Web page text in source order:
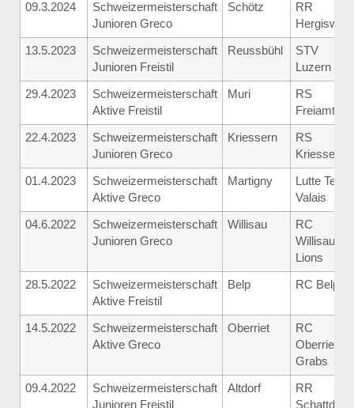
09.3.2024
Schweizermeisterschaft
Junioren Greco
Schötz
RR
Hergiswil
13.5.2023
Schweizermeisterschaft
Junioren Freistil
Reussbühl
STV
Luzern
29.4.2023
Schweizermeisterschaft
Aktive Freistil
Muri
RS
Freiamt
22.4.2023
Schweizermeisterschaft
Junioren Greco
Kriessern
RS
Kriessern
01.4.2023
Schweizermeisterschaft
Aktive Greco
Martigny
Lutte Team
Valais
04.6.2022
Schweizermeisterschaft
Junioren Greco
Willisau
RC
Willisau
Lions
28.5.2022
Schweizermeisterschaft
Aktive Freistil
Belp RC Belp
14.5.2022
Schweizermeisterschaft
Aktive Greco
Oberriet
RC
Oberriet-
Grabs
09.4.2022
Schweizermeisterschaft
Junioren Freistil
Altdorf
RR
Schattdorf